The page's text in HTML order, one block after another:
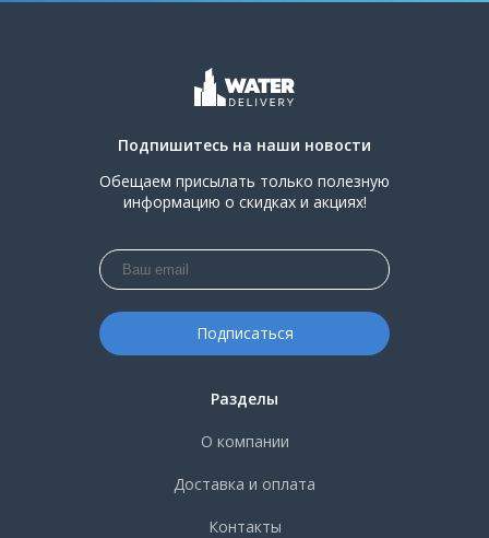
Подпишитесь на наши новости
Обещаем присылать только полезную
информацию о скидках и акциях!
Разделы
О компании
Доставка и оплата
Контакты